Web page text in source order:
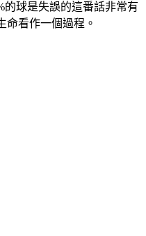
的球是失誤的這番話非常有
命看作一個過程。